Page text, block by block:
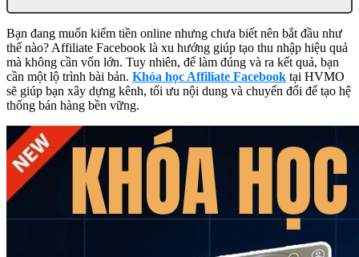
Bạn đang muốn kiếm tiền online nhưng chưa biết nên bắt đầu như
thế nào? Affiliate Facebook là xu hướng giúp tạo thu nhập hiệu quả
mà không cần vốn lớn. Tuy nhiên, để làm đúng và ra kết quả, bạn
cần một lộ trình bài bản. Khóa học Affiliate Facebook tại HVMO
sẽ giúp bạn xây dựng kênh, tối ưu nội dung và chuyển đổi để tạo hệ
thống bán hàng bền vững.